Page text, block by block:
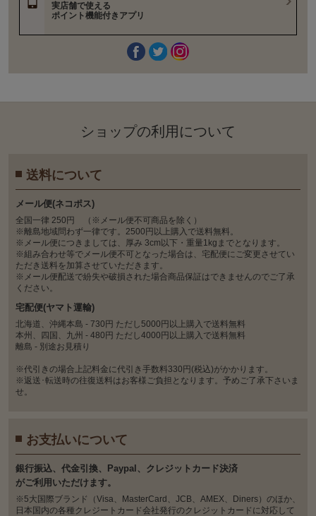
実店舗で使える
ポイント機能付きアプリ
ショップの利⽤について
送料について
メール便(ネコポス)
全国一律 250円 （※メール便不可商品を除く）
※離島地域問わず一律です。2500円以上購入で送料無料。
※メール便につきましては、厚み 3cm以下・重量1kgまでとなります。
※組み合わせ等でメール便不可となった場合は、宅配便にご変更させてい
ただき送料を加算させていただきます。
※メール便配送で紛失や破損された場合商品保証はできませんのでご了承
ください。
宅配便(ヤマト運輸)
北海道、沖縄本島 - 730円 ただし5000円以上購入で送料無料
本州、四国、九州 - 480円 ただし4000円以上購入で送料無料
離島 - 別途お見積り
※代引きの場合上記料金に代引き手数料330円(税込)がかかります。
※返送･転送時の往復送料はお客様ご負担となります。予めご了承下さいま
せ。
お支払いについて
銀⾏振込、代⾦引換、Paypal、クレジットカード決済
がご利⽤いただけます。
※5大国際ブランド（Visa、MasterCard、JCB、AMEX、Diners）のほか、
日本国内の各種クレジートカード会社発行のクレジットカードに対応して